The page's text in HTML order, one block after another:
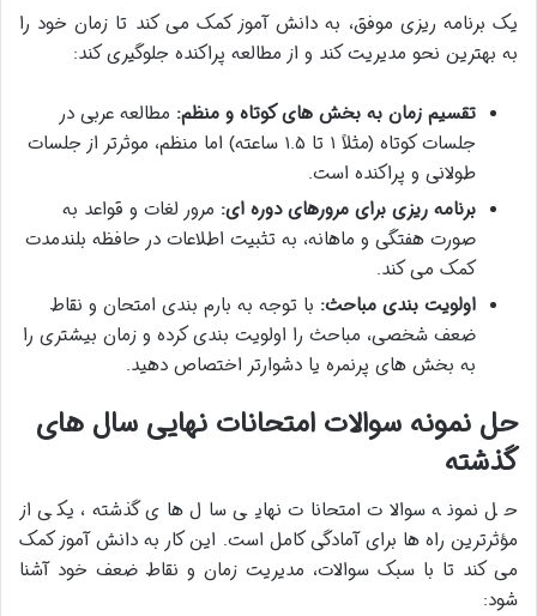
یک برنامه ریزی موفق، به دانش آموز کمک می کند تا زمان خود را
به بهترین نحو مدیریت کند و از مطالعه پراکنده جلوگیری کند:
تقسیم زمان به بخش های کوتاه و منظم: مطالعه عربی در
جلسات کوتاه (مثلاً ۱ تا ۱.۵ ساعته) اما منظم، موثرتر از جلسات
طولانی و پراکنده است.
برنامه ریزی برای مرورهای دوره ای: مرور لغات و قواعد به
صورت هفتگی و ماهانه، به تثبیت اطلاعات در حافظه بلندمدت
کمک می کند.
اولویت بندی مباحث: با توجه به بارم بندی امتحان و نقاط
ضعف شخصی، مباحث را اولویت بندی کرده و زمان بیشتری را
به بخش های پرنمره یا دشوارتر اختصاص دهید.
حل نمونه سوالات امتحانات نهایی سال های
گذشته
حل نمونه سوالات امتحانات نهایی سال های گذشته، یکی از
مؤثرترین راه ها برای آمادگی کامل است. این کار به دانش آموز کمک
می کند تا با سبک سوالات، مدیریت زمان و نقاط ضعف خود آشنا
شود: